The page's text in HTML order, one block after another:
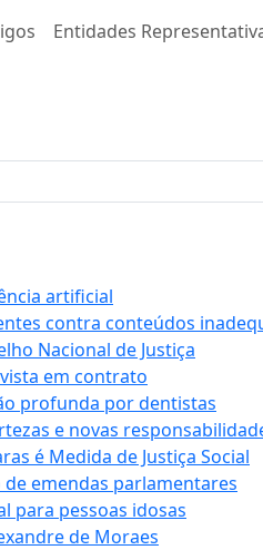
Entidades
artificial
contra conteúdos
Nacional de Justiça
em contrato
profunda por dentistas
e novas
é Medida de Justiça Social
emendas parlamentares
para pessoas idosas
de Moraes